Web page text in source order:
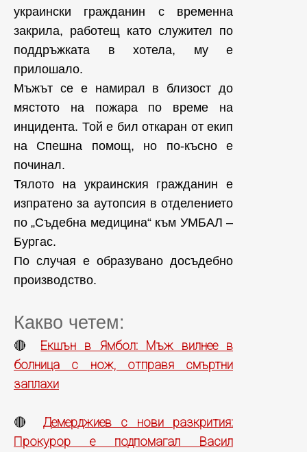
украински гражданин с временна
закрила, работещ като служител по
поддръжката в хотела, му е
прилошало.
Мъжът се е намирал в близост до
мястото на пожара по време на
инцидента. Той е бил откаран от екип
на Спешна помощ, но по-късно е
починал.
Тялото на украинския гражданин е
изпратено за аутопсия в отделението
по „Съдебна медицина“ към УМБАЛ –
Бургас.
По случая е образувано досъдебно
производство.
Какво четем:
🔴 Екшън в Ямбол: Мъж вилнее в
болница с нож, отправя смъртни
заплахи
🔴 Демерджиев с нови разкрития:
Прокурор е подпомагал Васил